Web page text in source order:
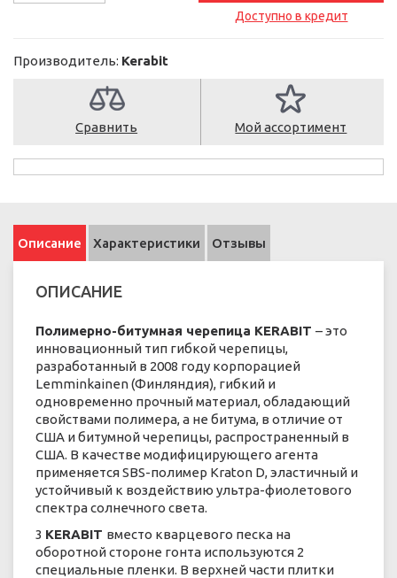
Доступно в кредит
Производитель: Kerabit
Сравнить Мой ассортимент
Описание Характеристики Отзывы
ОПИСАНИЕ
Полимерно-битумная черепица KERABIT – это
инновационный тип гибкой черепицы,
разработанный в 2008 году корпорацией
Lemminkainen (Финляндия), гибкий и
одновременно прочный материал, обладающий
свойствами полимера, а не битума, в отличие от
США и битумной черепицы, распространенный в
США. В качестве модифицирующего агента
применяется SBS-полимер Kraton D, эластичный и
устойчивый к воздействию ультра-фиолетового
спектра солнечного света.
3 KERABIT вместо кварцевого песка на
оборотной стороне гонта используются 2
специальные пленки. В верхней части плитки